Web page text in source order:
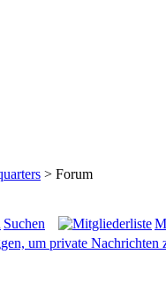
> Forum
Suchen